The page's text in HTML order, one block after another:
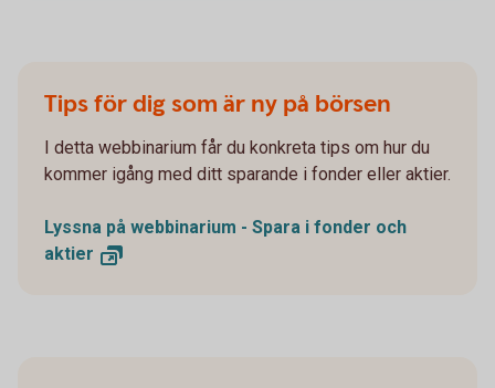
Tips för dig som är ny på börsen
I detta webbinarium får du konkreta tips om hur du
kommer igång med ditt sparande i fonder eller aktier.
Lyssna på webbinarium - Spara i fonder och
aktier